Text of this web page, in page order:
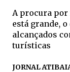
A procura por
está grande,
alcançados
turísticas
JORNAL